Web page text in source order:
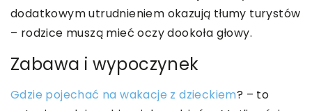
dodatkowym utrudnieniem okazują tłumy turystów
– rodzice muszą mieć oczy dookoła głowy.
Zabawa i wypoczynek
Gdzie pojechać na wakacje z dzieckiem? – to